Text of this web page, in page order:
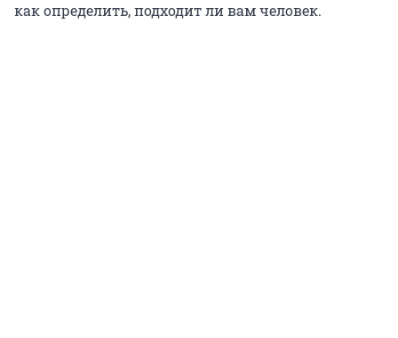
как определить, подходит ли вам человек.